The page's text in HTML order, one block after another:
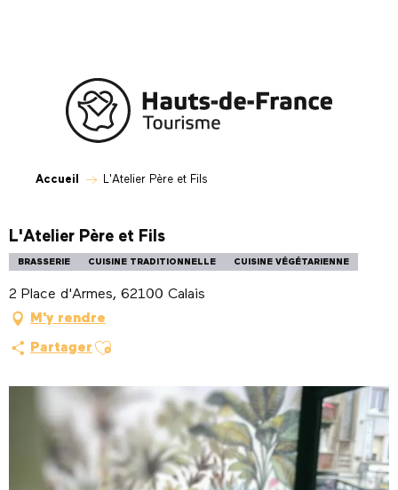
Accueil L'Atelier Père et Fils
L'Atelier Père et Fils
BRASSERIE CUISINE TRADITIONNELLE CUISINE VÉGÉTARIENNE
2 Place d'Armes, 62100 Calais
M'y rendre
Partager Ajouter aux favoris